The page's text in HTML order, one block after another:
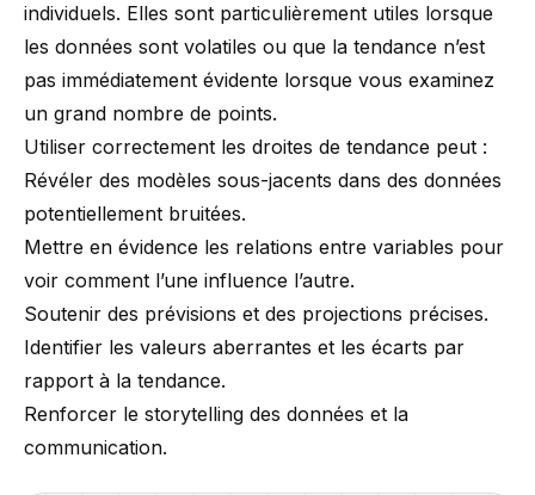
individuels. Elles sont particulièrement utiles lorsque
les données sont volatiles ou que la tendance n’est
pas immédiatement évidente lorsque vous examinez
un grand nombre de points.
Utiliser correctement les droites de tendance peut :
Révéler des modèles sous-jacents dans des données
potentiellement bruitées.
Mettre en évidence les relations entre variables pour
voir comment l’une influence l’autre.
Soutenir des prévisions et des projections précises.
Identifier les valeurs aberrantes et les écarts par
rapport à la tendance.
Renforcer le storytelling des données et la
communication.